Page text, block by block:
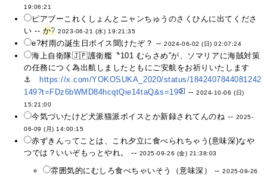
19:06:21
ピアブーこれくしょんとニャンちゅうのさくひんに出てくださ
い -- か? 2023-06-21 (水) 19:21:35
e?村雨の誕生日ボイス聞けたぞ？ --2024-06-02 (日) 02:07:24
海上自衛隊🇯🇵護衛艦〝101 むらさめ”が、ソマリアに海賊対策
の任務につく為出航しましたともにご安航をお祈りいたします
⚓️
https://x.com/YOKOSUKA_2020/status/1842407844081242
149?t=FDz6bWMD84hcqtQie14taQ&s=19
--2024-10-06 (日)
15:21:00
今気づいたけど犬派猫派ボイスとか新録されてんのね -- 2025-
06-09 (月) 14:00:15
赤ずきんってことは、これ夕立に食べられちゃう(意味深)なや
つでは？いいぞもっとやれ。 -- 2025-09-26 (金) 21:38:03
雰囲気的にむしろ食べちゃいそう（意味深） --2025-09-26